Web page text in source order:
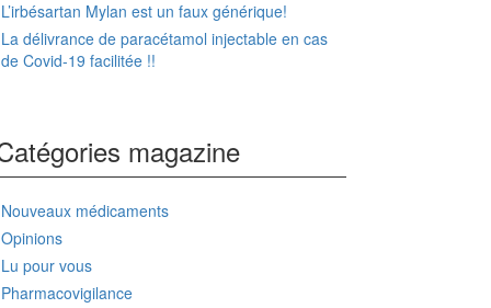
L’irbésartan Mylan est un faux générique!
La délivrance de paracétamol injectable en cas
de Covid-19 facilitée !!
magazine
Nouveaux médicaments
Opinions
Lu pour vous
Pharmacovigilance